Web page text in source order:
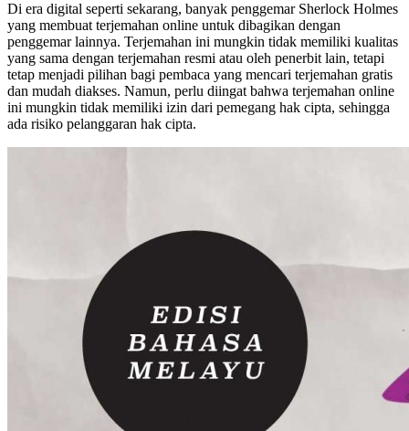
Di era digital seperti sekarang, banyak penggemar Sherlock Holmes
yang membuat terjemahan online untuk dibagikan dengan
penggemar lainnya. Terjemahan ini mungkin tidak memiliki kualitas
yang sama dengan terjemahan resmi atau oleh penerbit lain, tetapi
tetap menjadi pilihan bagi pembaca yang mencari terjemahan gratis
dan mudah diakses. Namun, perlu diingat bahwa terjemahan online
ini mungkin tidak memiliki izin dari pemegang hak cipta, sehingga
ada risiko pelanggaran hak cipta.